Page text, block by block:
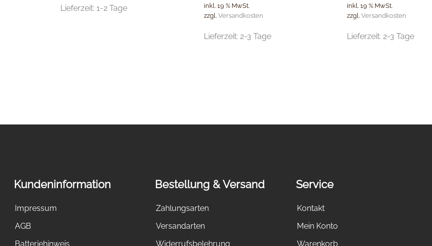
Lieferzeit: 1-2 Tage
inkl. 19 % MwSt.
zzgl. Versandkosten
Lieferzeit: 2-3 Tage
inkl. 19 % MwSt.
zzgl. Versandkosten
Lieferzeit: 2-3 Tage
Kundeninformation
Impressum
AGB
Batteriehinweis
Bestellung & Versand
Zahlungsarten
Versandarten
Widerrufsbelehrung
Service
Kontakt
Mein Konto
Warenkorb